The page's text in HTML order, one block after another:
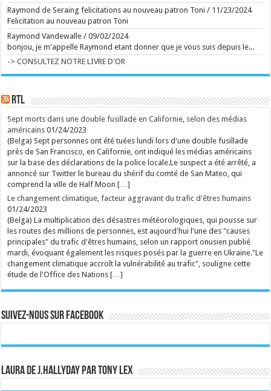
Retour aux sources de l'Art brut, à Lausanne, avec
de grands artistes venus des marges
La collection de l'Art brut, créée par Dubuffet, fête
ses 50 ans. L'occasion aussi de découvrir la très
inspirante fondation Jan Michalski. ...
Ecrit le 07/08 13:01
Plus d'un an et demi après la saison 1, Netflix a mis
août. En images, l'épopée familiale est plus
Raymond de Seraing felicitations au nouveau patron Toni / 11/23/2024
Felicitation au nouveau patron Toni
Raymond Vandewalle /09/02/2024
bonjou, je m'appelle Raymond etant donner que je vous suis depuis le...
-> CONSULTEZ NOTRE LIVRE D'OR
RTL
Sept morts dans une double fusillade en Californie, selon des médias
américains 01/24/2023
(Belga) Sept personnes ont été tuées lundi lors d'une double fusillade
près de San Francisco, en Californie, ont indiqué les médias américains
sur la base des déclarations de la police locale.Le suspect a été arrêté, a
annoncé sur Twitter le bureau du shérif du comté de San Mateo, qui
comprend la ville de Half Moon […]
Le changement climatique, facteur aggravant du trafic d'êtres humains
01/24/2023
(Belga) La multiplication des désastres météorologiques, qui pousse sur
les routes des millions de personnes, est aujourd'hui l'une des "causes
principales" du trafic d'êtres humains, selon un rapport onusien publié
mardi, évoquant également les risques posés par la guerre en Ukraine."Le
changement climatique accroît la vulnérabilité au trafic", souligne cette
étude de l'Office des Nations […]
Suivez-nous sur Facebook
Laura de J.Hallyday par Tony Lex